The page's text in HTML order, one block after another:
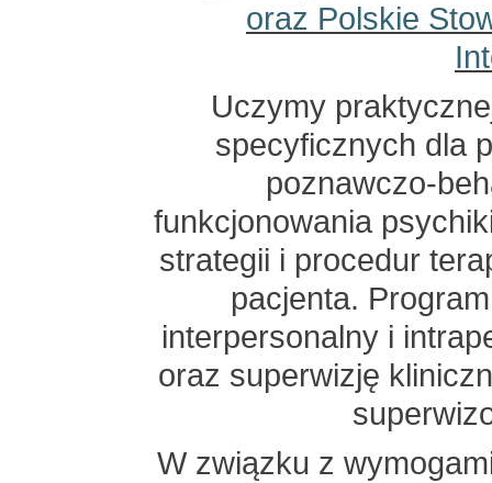
oraz Polskie
Uczymy
specyficznych dla
poznawczo-
funkcjonowania
strategii i procedur
pacjenta.
interpersonalny i
oraz superwizję
W związku z